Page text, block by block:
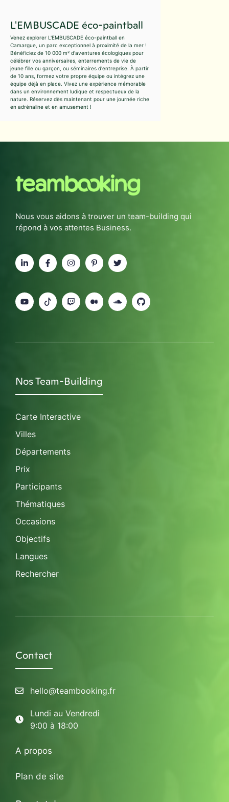
L'EMBUSCADE éco-paintball
Venez explorer L'EMBUSCADE éco-paintball en
Camargue, un parc exceptionnel à proximité de la mer !
Bénéficiez de 10 000 m² d'aventures écologiques pour
célébrer vos anniversaires, enterrements de vie de
jeune fille ou garçon, ou séminaires d'entreprise. À partir
de 10 ans, formez votre propre équipe ou intégrez une
équipe déjà en place. Vivez une expérience mémorable
dans un environnement ludique et respectueux de la
nature. Réservez dès maintenant pour une journée riche
en adrénaline et en amusement !
Nous vous aidons à trouver un team-building qui
répond à vos attentes Business.
Nos Team-Building
Carte Interactive
Villes
Départements
Prix
Participants
Thématiques
Occasions
Objectifs
Langues
Rechercher
Contact
hello@teambooking.fr
Lundi au Vendredi
9:00 à 18:00
A propos
Plan de site